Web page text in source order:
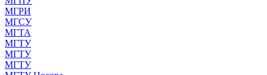
МГРИ
МГСУ
МГТА
МГТУ
МГТУ
МГТУ